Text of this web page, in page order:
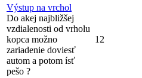
Výstup na vrchol
Do akej najbližšej
vzdialenosti od vrholu
kopca možno
zariadenie doviesť
autom a potom ísť
pešo ?
12